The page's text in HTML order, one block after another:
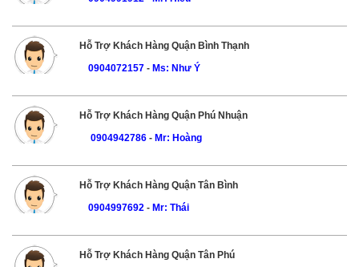
Hỗ Trợ Khách Hàng Quận Bình Thạnh
0904072157- Ms: Như Ý
Hỗ Trợ Khách Hàng Quận Phú Nhuận
0904942786- Mr: Hoàng
Hỗ Trợ Khách Hàng Quận Tân Bình
0904997692- Mr: Thái
Hỗ Trợ Khách Hàng Quận Tân Phú